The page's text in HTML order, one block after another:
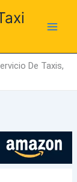
De Taxis,